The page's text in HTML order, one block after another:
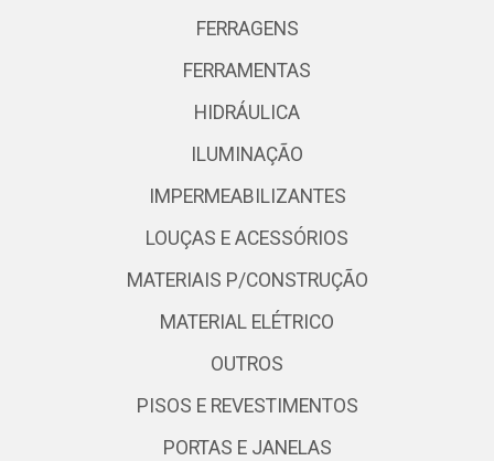
FERRAGENS
FERRAMENTAS
HIDRÁULICA
ILUMINAÇÃO
IMPERMEABILIZANTES
LOUÇAS E ACESSÓRIOS
MATERIAIS P/CONSTRUÇÃO
MATERIAL ELÉTRICO
OUTROS
PISOS E REVESTIMENTOS
PORTAS E JANELAS